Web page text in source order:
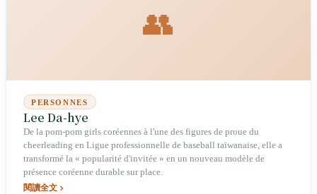
👥
PERSONNES
Lee Da-hye
De la pom-pom girls coréennes à l'une des figures de proue du
cheerleading en Ligue professionnelle de baseball taïwanaise, elle a
transformé la « popularité d'invitée » en un nouveau modèle de
présence coréenne durable sur place.
閱讀全文